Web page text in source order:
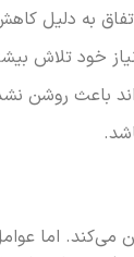
به دلیل
خود تلاش
باعث
اما